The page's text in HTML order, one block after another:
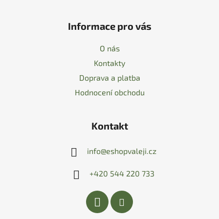
Informace pro vás
O nás
Kontakty
Doprava a platba
Hodnocení obchodu
Kontakt
info@eshopvaleji.cz
+420 544 220 733